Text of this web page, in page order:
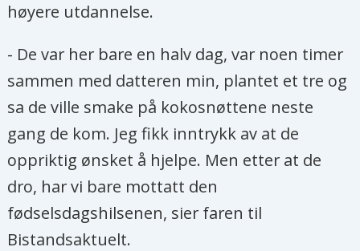
høyere utdannelse.
- De var her bare en halv dag, var noen timer
sammen med datteren min, plantet et tre og
sa de ville smake på kokosnøttene neste
gang de kom. Jeg fikk inntrykk av at de
oppriktig ønsket å hjelpe. Men etter at de
dro, har vi bare mottatt den
fødselsdagshilsenen, sier faren til
Bistandsaktuelt.